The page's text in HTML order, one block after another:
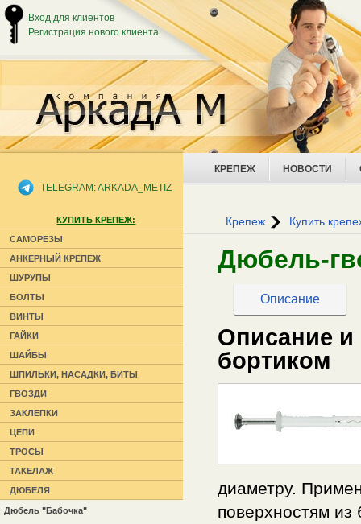
КРЕПЕЖ НОВОСТИ
Крепеж Купить
Дюбель-
Описание
Описание и
бортиком
диаметру.
поверхностям из
TELEGRAM: ARKADA_METIZ
КУПИТЬ КРЕПЕЖ:
САМОРЕЗЫ
АНКЕРНЫЙ КРЕПЕЖ
ШУРУПЫ
БОЛТЫ
ВИНТЫ
ГАЙКИ
ШАЙБЫ
ШПИЛЬКИ, НАСАДКИ, БИТЫ
ГВОЗДИ
ЗАКЛЕПКИ
ЦЕПИ
ТРОСЫ
ТАКЕЛАЖ
ДЮБЕЛЯ
Дюбель "Бабочка"
Вход для клиентов
Регистрация нового клиента